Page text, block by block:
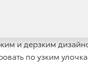
и дерзким
по узким